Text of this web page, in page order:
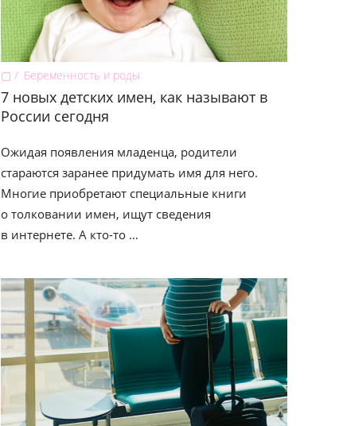
▢ Беременность и роды
7 новых детских имен, как называют в
России сегодня
Ожидая появления младенца, родители
стараются заранее придумать имя для него.
Многие приобретают специальные книги
о толковании имен, ищут сведения
в интернете. А кто-то …